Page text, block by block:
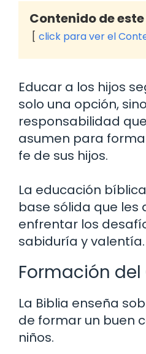
Contenido de
click para ver el
Educar a los hijos
solo una opción,
responsabilidad
asumen para
fe de sus hijos.
La educación
base sólida que les
enfrentar los
sabiduría y valentía.
Formación
La Biblia enseña
de formar un buen
niños.